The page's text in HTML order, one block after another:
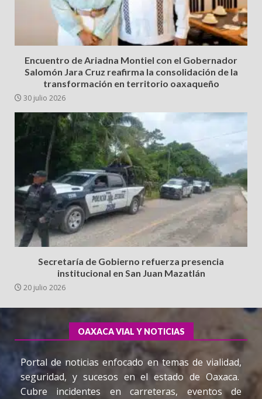
Encuentro de Ariadna Montiel con el Gobernador
Salomón Jara Cruz reafirma la consolidación de la
transformación en territorio oaxaqueño
30 julio 2026
Secretaría de Gobierno refuerza presencia
institucional en San Juan Mazatlán
20 julio 2026
OAXACA VIAL Y NOTICIAS
Portal de noticias enfocado en temas de vialidad,
seguridad, y sucesos en el estado de Oaxaca.
Cubre incidentes en carreteras, eventos de